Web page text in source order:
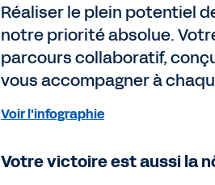
Réaliser le plein potentiel
notre priorité absolue.
parcours collaboratif,
vous accompagner à
Voir l'infographie
Votre victoire est aussi la